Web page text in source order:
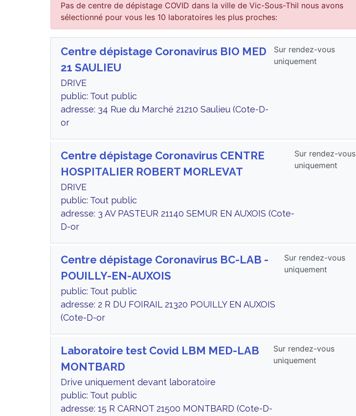
Pas de centre de dépistage COVID dans la ville de Vic-Sous-Thil nous avons
sélectionné pour vous les 10 laboratoires les plus proches:
Centre dépistage Coronavirus BIO MED
21 SAULIEU
DRIVE
public: Tout public
adresse: 34 Rue du Marché 21210 Saulieu (Cote-D-
or
Sur rendez-vous
uniquement
Centre dépistage Coronavirus CENTRE
HOSPITALIER ROBERT MORLEVAT
DRIVE
public: Tout public
adresse: 3 AV PASTEUR 21140 SEMUR EN AUXOIS (Cote-
D-or
Sur rendez-vous
uniquement
Centre dépistage Coronavirus BC-LAB -
POUILLY-EN-AUXOIS
public: Tout public
adresse: 2 R DU FOIRAIL 21320 POUILLY EN AUXOIS
(Cote-D-or
Sur rendez-vous
uniquement
Laboratoire test Covid LBM MED-LAB
MONTBARD
Drive uniquement devant laboratoire
public: Tout public
adresse: 15 R CARNOT 21500 MONTBARD (Cote-D-
Sur rendez-vous
uniquement